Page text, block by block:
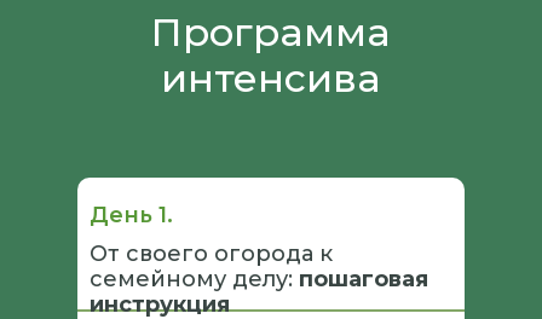
Программа
интенсива
День 1.
От своего огорода к
семейному делу: пошаговая
инструкция